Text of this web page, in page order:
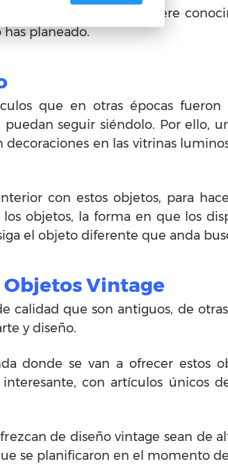
Sin embargo, requiere
planeado.
que en otras épocas fueron
seguir siéndolo. Por ello,
en las vitrinas
con estos objetos, para
objetos, la forma en que los
el objeto diferente que anda
Objetos Vintage
calidad que son antiguos, de
y diseño.
donde se van a ofrecer estos
con artículos únicos
de diseño vintage sean de
se planificaron en el momento